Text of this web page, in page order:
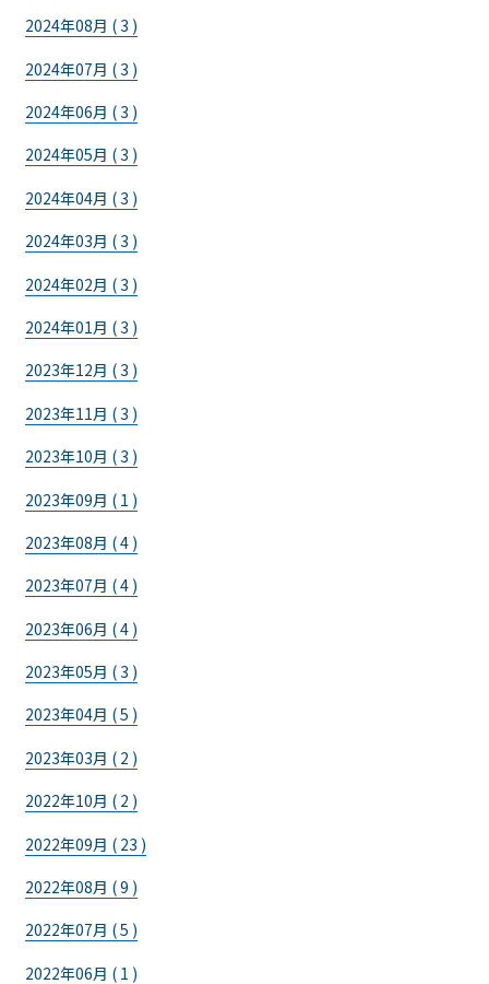
2024年08月 ( 3 )
2024年07月 ( 3 )
2024年06月 ( 3 )
2024年05月 ( 3 )
2024年04月 ( 3 )
2024年03月 ( 3 )
2024年02月 ( 3 )
2024年01月 ( 3 )
2023年12月 ( 3 )
2023年11月 ( 3 )
2023年10月 ( 3 )
2023年09月 ( 1 )
2023年08月 ( 4 )
2023年07月 ( 4 )
2023年06月 ( 4 )
2023年05月 ( 3 )
2023年04月 ( 5 )
2023年03月 ( 2 )
2022年10月 ( 2 )
2022年09月 ( 23 )
2022年08月 ( 9 )
2022年07月 ( 5 )
2022年06月 ( 1 )